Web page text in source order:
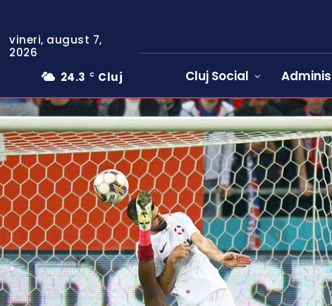
vineri, august 7,
2026
24.3
C Cluj Cluj Social